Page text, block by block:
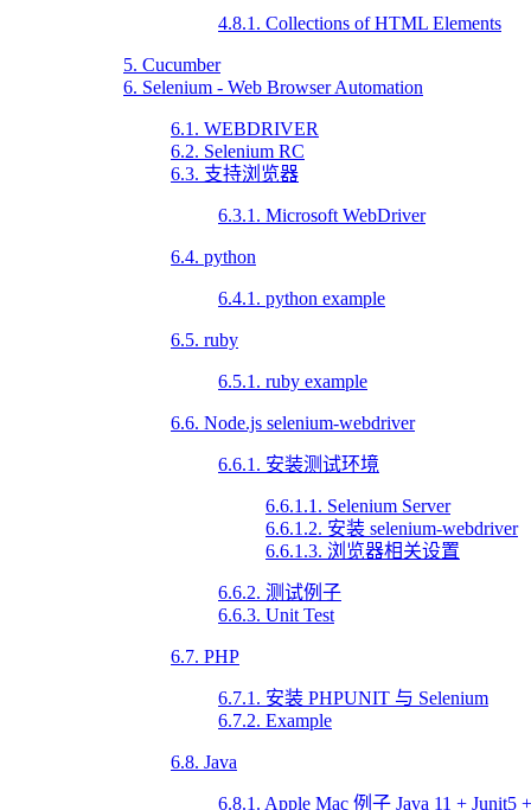
4.8.1. Collections of HTML Elements
5. Cucumber
6. Selenium - Web Browser Automation
6.1. WEBDRIVER
6.2. Selenium RC
6.3. 支持浏览器
6.3.1. Microsoft WebDriver
6.4. python
6.4.1. python example
6.5. ruby
6.5.1. ruby example
6.6. Node.js selenium-webdriver
6.6.1. 安装测试环境
6.6.1.1. Selenium Server
6.6.1.2. 安装 selenium-webdriver
6.6.1.3. 浏览器相关设置
6.6.2. 测试例子
6.6.3. Unit Test
6.7. PHP
6.7.1. 安装 PHPUNIT 与 Selenium
6.7.2. Example
6.8. Java
6.8.1. Apple Mac 例子 Java 11 + Junit5